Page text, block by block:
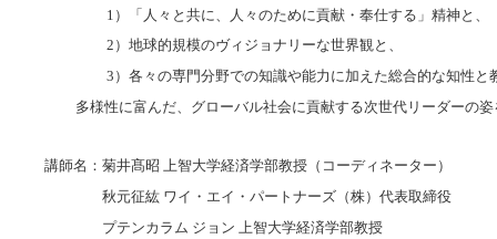
1 ）「人々と共に、人々のために貢献・奉仕する」精神と、
2 ）地球的規模のヴィジョナリーな世界観と、
3 ）各々の専門分野での知識や能力に加えた総合的な知性と
多様性に富んだ、グローバル社会に貢献する次世代リーダーの
講師名：菊井髙昭 上智大学経済学部教授（コーディネーター）
秋元征紘 ワイ・エイ・パートナーズ（株）代表取締役
プテンカラム ジョン
上智大学経済学部教授